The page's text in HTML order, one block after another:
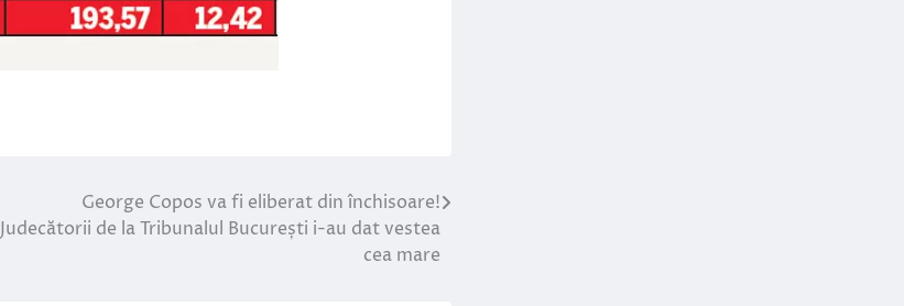
George Copos va fi eliberat din închisoare!
Judecătorii de la Tribunalul București i-au dat vestea
cea mare